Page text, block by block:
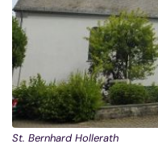
St. Bernhard Hollerath